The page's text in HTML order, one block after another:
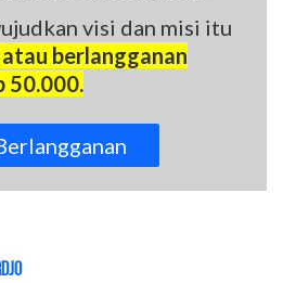
visi dan misi itu
berlangganan
50.000.